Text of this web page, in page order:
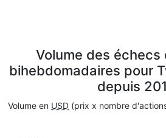
Volume des échecs
bihebdomadaires pour
depuis
Volume en USD (prix x nombre